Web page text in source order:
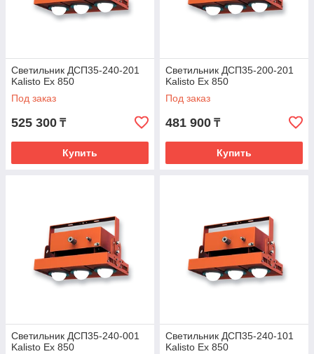
Светильник ДСП35-240-201
Kalisto Ex 850
Под заказ
525 300 ₸
Купить
Светильник ДСП35-200-201
Kalisto Ex 850
Под заказ
481 900 ₸
Купить
Светильник ДСП35-240-001
Kalisto Ex 850
Светильник ДСП35-240-101
Kalisto Ex 850